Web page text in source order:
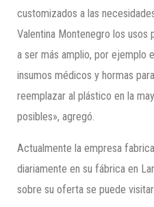
customizados a las
Valentina Montenegro los usos
a ser más amplio, por ejemplo
insumos médicos y hormas
reemplazar al plástico en la
posibles», agregó.
Actualmente la empresa
diariamente en su fábrica en
sobre su oferta se puede